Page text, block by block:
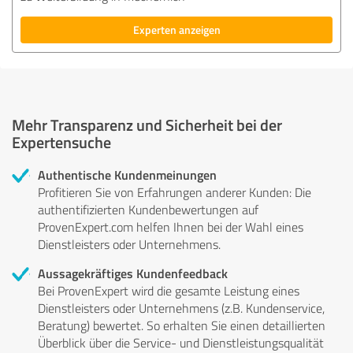
Experten anzeigen
Mehr Transparenz und Sicherheit bei der
Expertensuche
Authentische Kundenmeinungen
Profitieren Sie von Erfahrungen anderer Kunden: Die
authentifizierten Kundenbewertungen auf
ProvenExpert.com helfen Ihnen bei der Wahl eines
Dienstleisters oder Unternehmens.
Aussagekräftiges Kundenfeedback
Bei ProvenExpert wird die gesamte Leistung eines
Dienstleisters oder Unternehmens (z.B. Kundenservice,
Beratung) bewertet. So erhalten Sie einen detaillierten
Überblick über die Service- und Dienstleistungsqualität